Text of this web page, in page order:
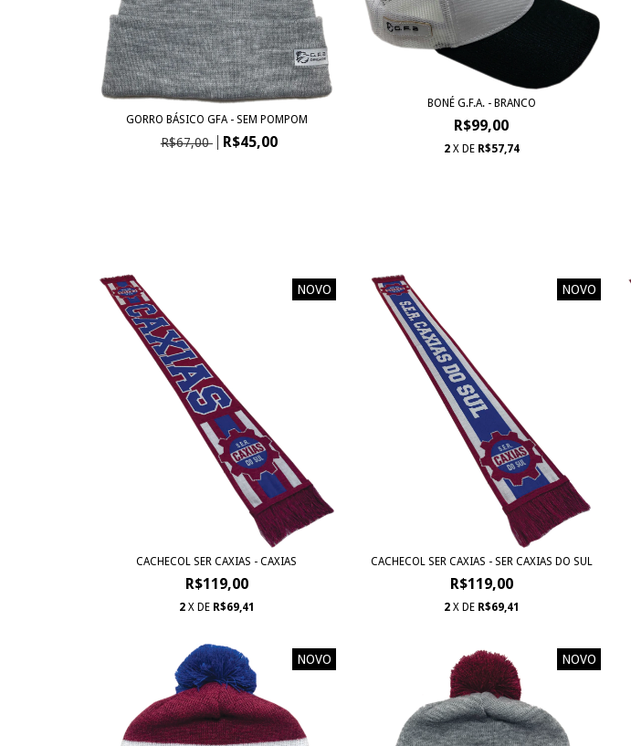
GORRO BÁSICO GFA - SEM POMPOM
R$67,00 R$45,00
BONÉ G.F.A. - BRANCO
R$99,00
2 X DE R$57,74
NOVO
CACHECOL SER CAXIAS - CAXIAS
R$119,00
2 X DE R$69,41
NOVO
CACHECOL SER CAXIAS - SER CAXIAS DO SUL
R$119,00
2 X DE R$69,41
NOVO NOVO